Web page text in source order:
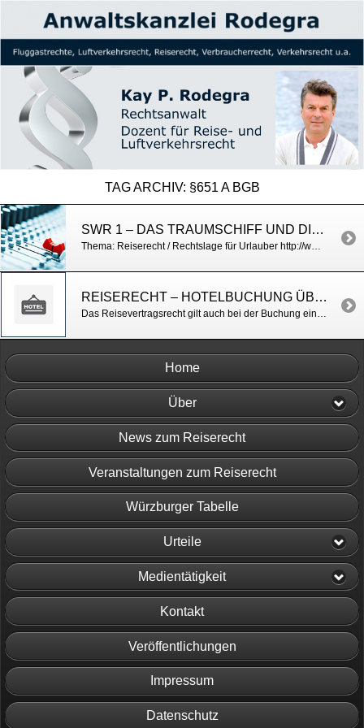
TAG ARCHIV: §651 A BGB
SWR 1 – DAS TRAUMSCHIFF UND DIE PARAGRAFEN, WENN´S IM URLAUB ÄRGER GIBT
Thema: Reiserecht / Rechtslage für Urlauber http://www.swr.de/swrinfo/das-traumschiff-und-die-paragrafen-wenn-s-im-urlaub-aerger-gibt/-/id=7612/did=17888934/nid=7612/o3pyy2/index.html
REISERECHT – HOTELBUCHUNG ÜBER EINEN REISEVERANSTALTER
Das Reisevertragsrecht gilt auch bei der Buchung einer Einzelleistung. Wenn ein Kunde bei einem Reiseveranstalter nur eine Hotelbuchung vornimmt, gilt das Reisevertragsrecht (§§ 651 a ff BGB), obwohl nur eine Einzelleistung gebucht wird. BGH v. 20.5.2014, Az. X ZR 134/13
Home
Über
News zum Reiserecht
Veranstaltungen zum Reiserecht
Würzburger Tabelle
Urteile
Medientätigkeit
Kontakt
Veröffentlichungen
Impressum
Datenschutz